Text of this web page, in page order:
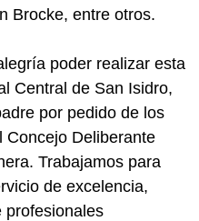
Brocke, entre otros.
poder realizar esta
Central de San Isidro,
por pedido de los
Concejo Deliberante
Trabajamos para
de excelencia,
profesionales